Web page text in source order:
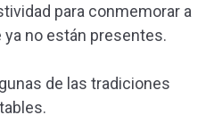
para conmemorar a
no están presentes.
de las tradiciones